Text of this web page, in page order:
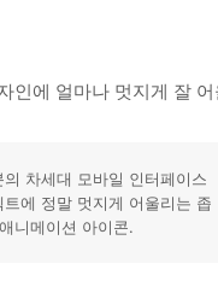
인에 얼마나 멋지게 잘
의 차세대 모바일 인터페이스
트에 정말 멋지게 어울리는 좁
니메이션 아이콘.